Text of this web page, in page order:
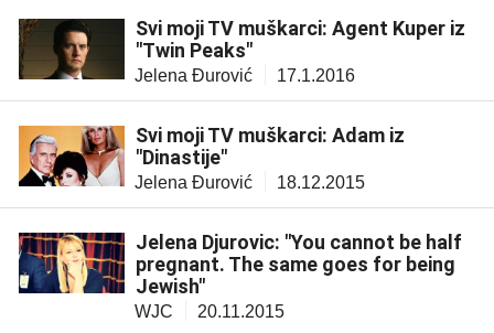
Svi moji TV muškarci: Agent Kuper iz
"Twin Peaks"
Jelena Đurović 17.1.2016
Svi moji TV muškarci: Adam iz
"Dinastije"
Jelena Đurović 18.12.2015
Jelena Djurovic: "You cannot be half
pregnant. The same goes for being
Jewish"
WJC 20.11.2015